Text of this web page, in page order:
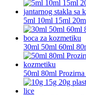
5ml 10ml 15ml
30ml 50ml 60ml
50ml 80ml